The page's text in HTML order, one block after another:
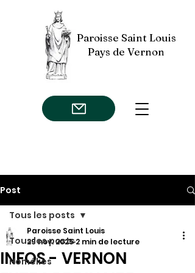
Paroisse Saint Louis
Pays de Vernon
Post
Tous les posts
Homélies
Tous les posts
INFOS - VERNON
Paroisse Saint Louis
29 nov. 2025 2 min de lecture